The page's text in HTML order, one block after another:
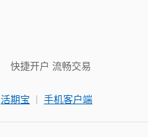
快捷开户 流畅交易
活期宝 | 手机客户端